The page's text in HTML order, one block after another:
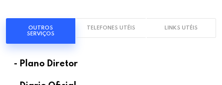
OUTROS
SERVIÇOS
TELEFONES UTÉIS LINKS UTÉIS
- Plano Diretor